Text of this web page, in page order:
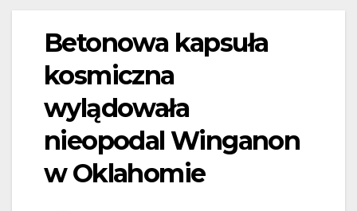
Betonowa kapsuła
kosmiczna
wylądowała
nieopodal Winganon
w Oklahomie